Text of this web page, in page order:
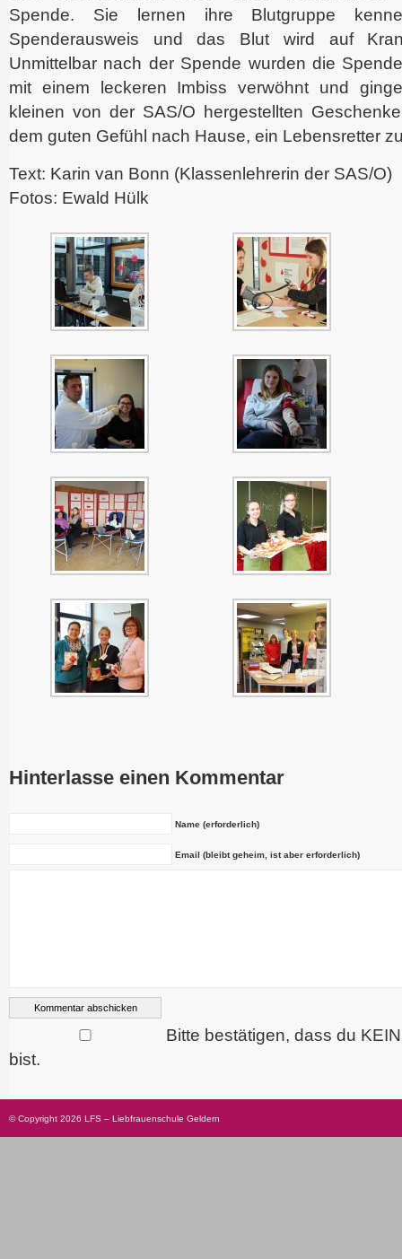
Spende. Sie lernen ihre Blutgruppe
Spenderausweis und das Blut wird auf
Unmittelbar nach der Spende wurden die
mit einem leckeren Imbiss verwöhnt und
kleinen von der SAS/O hergestellten
dem guten Gefühl nach Hause, ein Lebensretter
Text: Karin van Bonn (Klassenlehrerin der SAS/O)
Fotos: Ewald Hülk
Hinterlasse einen Kommentar
Name (erforderlich)
Email (bleibt geheim, ist aber erforderlich)
Bitte bestätigen, dass du
bist.
© Copyright 2026 LFS – Liebfrauenschule Geldern